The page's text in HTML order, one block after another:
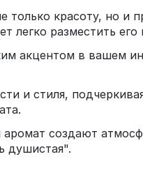
только красоту, но
легко разместить
акцентом в вашем
и стиля,
аромат создают
душистая".